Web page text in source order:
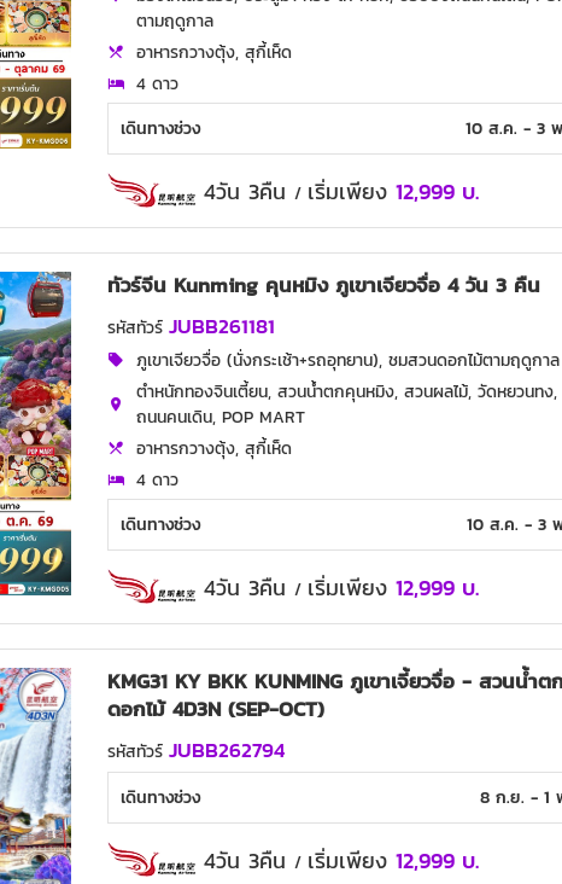
ตามฤดูกาล
อาหารกวางตุ้ง, สุกี้เห็ด
4 ดาว
เดินทางช่วง
10 ส.ค. - 3
4วัน 3คืน / เริ่มเพียง 12,999 บ.
ทัวร์จีน Kunming คุนหมิง ภูเขาเจียวจื่อ 4 วัน 3 คืน
รหัสทัวร์ JUBB261181
ภูเขาเจียวจื่อ (นั่งกระเช้า+รถอุทยาน), ชมสวนดอกไม้ตามฤดูกาล
ตำหนักทองจินเตี้ยน, สวนน้ำตกคุนหมิง, สวนผลไม้, วัดหยวนท
ถนนคนเดิน, POP MART
อาหารกวางตุ้ง, สุกี้เห็ด
4 ดาว
เดินทางช่วง
10 ส.ค. - 3
4วัน 3คืน / เริ่มเพียง 12,999 บ.
KMG31 KY BKK KUNMING ภูเขาเจี้ยวจื่อ - สวนน้
ดอกไม้ 4D3N (SEP-OCT)
รหัสทัวร์ JUBB262794
เดินทางช่วง 8 ก.ย. - 1
4วัน 3คืน / เริ่มเพียง 12,999 บ.